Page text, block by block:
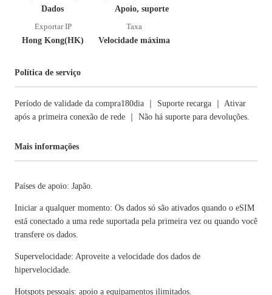
Dados
Apoio, suporte
Exportar IP
Hong Kong(HK)
Taxa
Velocidade máxima
Política de serviço
Período de validade da compra180dia ｜ Suporte recarga ｜ Ativar
após a primeira conexão de rede ｜ Não há suporte para devoluções.
Mais informações
Países de apoio: Japão.
Iniciar a qualquer momento: Os dados só são ativados quando o eSIM
está conectado a uma rede suportada pela primeira vez ou quando você
transfere os dados.
Supervelocidade: Aproveite a velocidade dos dados de
hipervelocidade.
Hotspots pessoais: apoio a equipamentos ilimitados.